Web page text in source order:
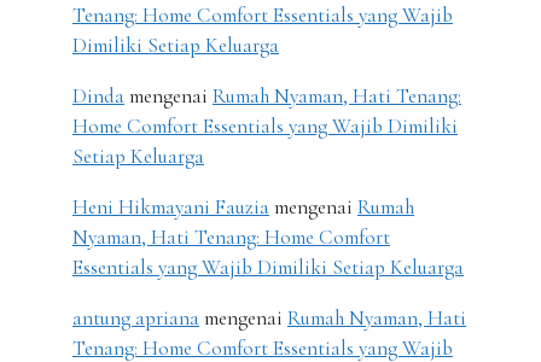
Tenang: Home Comfort Essentials yang Wajib
Dimiliki Setiap Keluarga
Dindamengenai Rumah Nyaman, Hati Tenang:
Home Comfort Essentials yang Wajib Dimiliki
Setiap Keluarga
Heni Hikmayani Fauziamengenai Rumah
Nyaman, Hati Tenang: Home Comfort
Essentials yang Wajib Dimiliki Setiap Keluarga
antung aprianamengenai Rumah Nyaman, Hati
Tenang: Home Comfort Essentials yang Wajib